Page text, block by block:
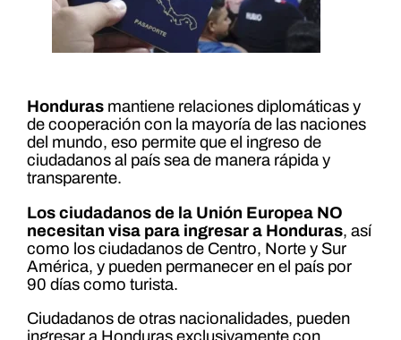
Hondurasmantiene relaciones diplomáticas y
de cooperación con la mayoría de las naciones
del mundo, eso permite que el ingreso de
ciudadanos al país sea de manera rápida y
transparente.
Los ciudadanos de la Unión Europea NO
necesitan visa para ingresar a Honduras, así
como los ciudadanos de Centro, Norte y Sur
América, y pueden permanecer en el país por
90 días como turista.
Ciudadanos de otras nacionalidades, pueden
ingresar a Honduras exclusivamente con